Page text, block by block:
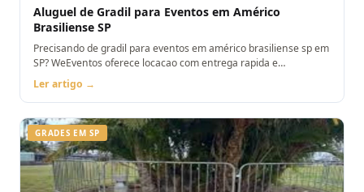
Aluguel de Gradil para Eventos em Américo
Brasiliense SP
Precisando de gradil para eventos em américo brasiliense sp em
SP? WeEventos oferece locacao com entrega rapida e
montagem. Orcamento pelo WhatsApp.
Ler artigo →
GRADES EM SP